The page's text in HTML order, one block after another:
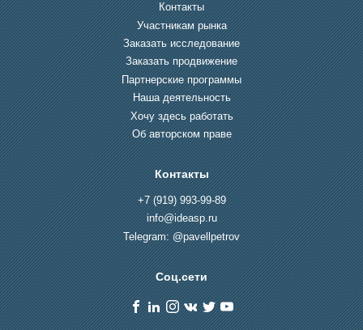
Контакты
Участникам рынка
Заказать исследование
Заказать продвижение
Партнерские программы
Наша деятельность
Хочу здесь работать
Об авторском праве
Контакты
+7 (919) 993-99-89
info@ideasp.ru
Telegram: @pavellpetrov
Соц.сети